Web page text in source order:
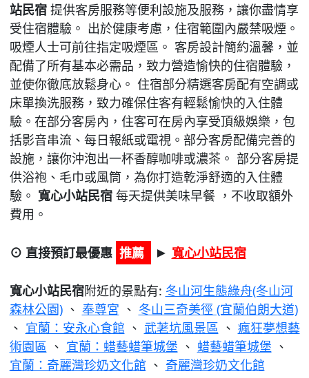
站民宿提供客房服務等便利設施及服務，讓你盡情享
受住宿體驗。 出於健康考慮，住宿範圍內嚴禁吸煙。
吸煙人士可前往指定吸煙區。 客房設計簡約溫馨，並
配備了所有基本必需品，致力營造愉快的住宿體驗，
並使你徹底放鬆身心。 住宿部分精選客房配有空調或
床單換洗服務，致力確保住客有輕鬆愉快的入住體
驗。在部分客房內，住客可在房內享受頂級娛樂，包
括影音串流、每日報紙或電視。部分客房配備完善的
設施，讓你沖泡出一杯香醇咖啡或濃茶。 部分客房提
供浴袍、毛巾或風筒，為你打造乾淨舒適的入住體
驗。 寬心小站民宿每天提供美味早餐 ，不收取額外
費用。
⊙ 直接預訂最優惠 推薦 ► 寬心小站民宿
寬心小站民宿附近的景點有: 冬山河生態綠舟(冬山河
森林公園)、 奉尊宮 、 冬山三奇美徑 (宜蘭伯朗大道)
、 宜蘭：安永心食館 、 武荖坑風景區 、 瘋狂夢想藝
術園區 、 宜蘭：蜡藝蜡筆城堡 、 蜡藝蜡筆城堡 、
宜蘭：奇麗灣珍奶文化館 、 奇麗灣珍奶文化館